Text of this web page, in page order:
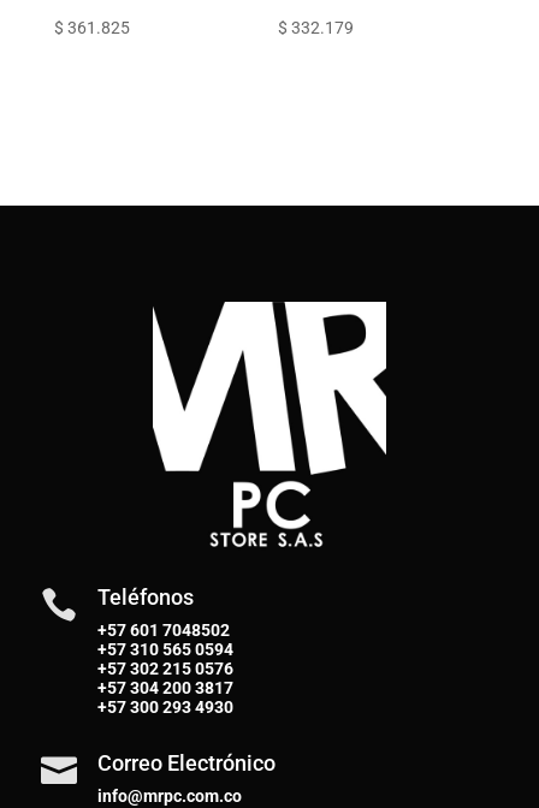
$ 361.825 $ 332.179
 Teléfonos
+57 601 7048502
+57310 565 0594
+57302 215 0576
+57304 200 3817
+57300 293 4930
 Correo Electrónico
info@mrpc.com.co